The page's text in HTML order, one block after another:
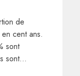
de
cent ans.
sont
sont…